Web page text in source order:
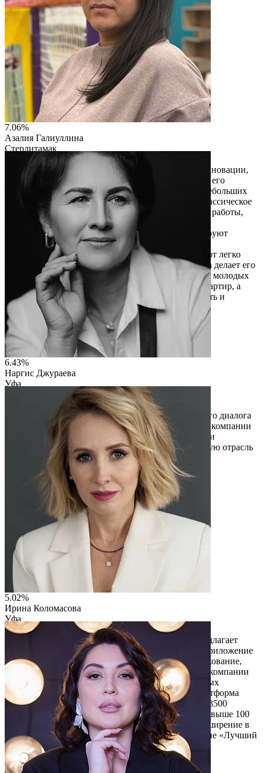
7.06%
Азалия Галиуллина
Стерлитамак
ИП Галиуллина Азалия Тимерхановна
Многофункциональное кресло 4 в 1 объединяет инновации,
компактность и универсальный дизайн, что делает его
идеальным для современного жилья, особенно в небольших
помещениях. Оно трансформируется в кровать, классическое
кресло, лежак и шезлонг, обеспечивая комфорт для работы,
отдыха и сна. Продуманная конструкция экономит
пространство, а используемые материалы гарантируют
долговечность и приятные тактильные ощущения.
Нейтральные цвета и эстетичный дизайн позволяют легко
вписать кресло в любой интерьер, а простота ухода делает его
практичным. Это решение особенно актуально для молодых
семей, студентов и владельцев малогабаритных квартир, а
также для небольших офисов, ценящих мобильность и
современный дизайн.
Читать описание
Перейти на сайт
6.43%
Наргис Джураева
Уфа
ИП Джураева Наргис Мирзохановна
Международный форум «УТРО» — единственная
федеральная площадка, где встречаются для прямого диалога
и заключения сделок бизнес, власть, управляющие компании
и собственники жилья. Это место, где технологии и
практические решения внедряются в самую крупную отрасль
Читать описание
5.02%
Ирина Коломасова
Уфа
ИП Коломасова Ирина Владимировна
Компания «Юникор», основанная в 2013 году, предлагает
более 50 сервисов через платформу и мобильное приложение
«Юникор Услуги», охватывая недвижимость, страхование,
логистику, строительство и ремонт. Уникальность компании
— в интеграции консалтинга, персонализированных
рекомендациях и кэшбэке до 20%. В 2024 году платформа
расширена, улучшена и увеличена команда. Более 3500
пользователей и 500 партнёров получают кэшбэк свыше 100
000 рублей ежемесячно. «Юникор» планирует расширение в
России и внедрение автоматизации, получив звание «Лучший
предприниматель года» в IT в Башкортостане.
Читать описание
Перейти на сайт